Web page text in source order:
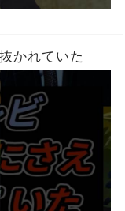
かれていた